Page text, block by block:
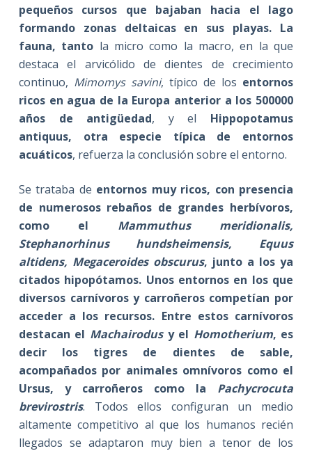
pequeños cursos que bajaban hacia el lago
formando zonas deltaicas en sus playas. La
fauna, tanto la micro como la macro, en la que
destaca el arvicólido de dientes de crecimiento
continuo, Mimomys savini, típico de los entornos
ricos en agua de la Europa anterior a los 500000
años de antigüedad, y el Hippopotamus
antiquus, otra especie típica de entornos
acuáticos, refuerza la conclusión sobre el entorno.
Se trataba de entornos muy ricos, con presencia
de numerosos rebaños de grandes herbívoros,
como el Mammuthus meridionalis,
Stephanorhinus hundsheimensis, Equus
altidens, Megaceroides obscurus, junto a los ya
citados hipopótamos. Unos entornos en los que
diversos carnívoros y carroñeros competían por
acceder a los recursos. Entre estos carnívoros
destacan el Machairodusy el Homotherium, es
decir los tigres de dientes de sable,
acompañados por animales omnívoros como el
Ursus, y carroñeros como la Pachycrocuta
brevirostris. Todos ellos configuran un medio
altamente competitivo al que los humanos recién
llegados se adaptaron muy bien a tenor de los